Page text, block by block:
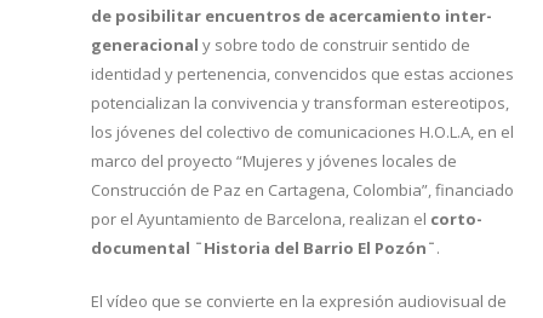
de posibilitar encuentros de acercamiento inter-
generacional y sobre todo de construir sentido de
identidad y pertenencia, convencidos que estas acciones
potencializan la convivencia y transforman estereotipos,
los jóvenes del colectivo de comunicaciones H.O.L.A, en el
marco del proyecto “Mujeres y jóvenes locales de
Construcción de Paz en Cartagena, Colombia”, financiado
por el Ayuntamiento de Barcelona, realizan el corto-
documental ¨Historia del Barrio El Pozón¨.
El vídeo que se convierte en la expresión audiovisual de